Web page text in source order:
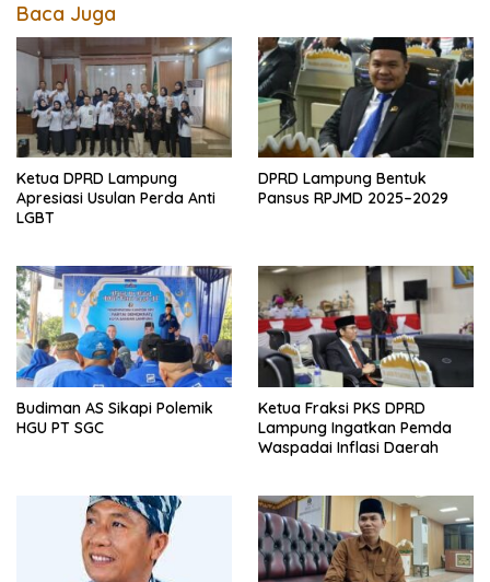
Baca Juga
Ketua DPRD Lampung
Apresiasi Usulan Perda Anti
LGBT
DPRD Lampung Bentuk
Pansus RPJMD 2025–2029
Budiman AS Sikapi Polemik
HGU PT SGC
Ketua Fraksi PKS DPRD
Lampung Ingatkan Pemda
Waspadai Inflasi Daerah